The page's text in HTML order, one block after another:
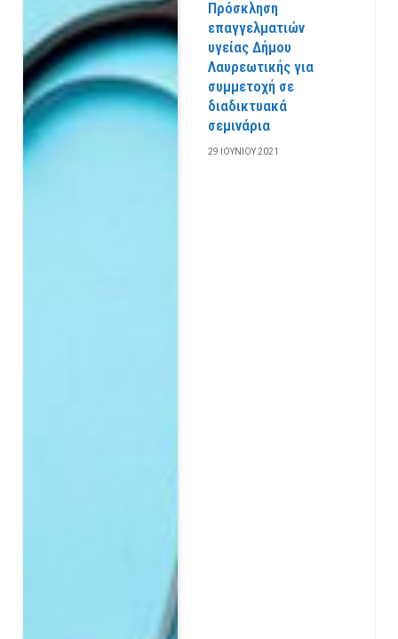
Πρόσκληση
επαγγελματιών
υγείας Δήμου
Λαυρεωτικής για
συμμετοχή σε
διαδικτυακά
σεμινάρια
29 ΙΟΥΝΊΟΥ 2021